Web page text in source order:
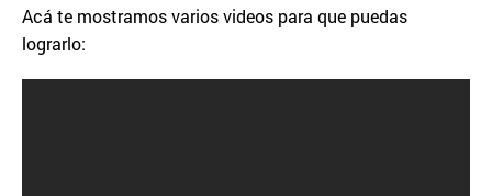
Acá te mostramos varios videos para que puedas
lograrlo: